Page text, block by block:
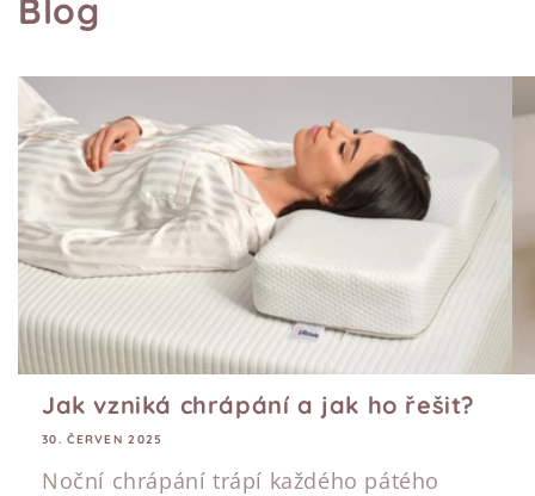
Blog
Jak vzniká chrápání a jak ho řešit?
30. ČERVEN 2025
Noční chrápání trápí každého pátého